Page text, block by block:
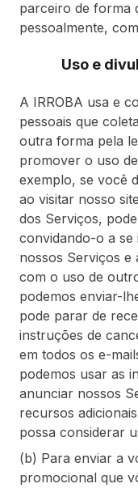
parceiro de forma
pessoalmente,
Uso e
A IRROBA usa e
pessoais que
outra forma pela
promover o uso
exemplo, se você
ao visitar nosso
dos Serviços,
convidando-o a se
nossos Serviços e
com o uso de
podemos enviar-
pode parar de
instruções de
em todos os e-
podemos usar as
anunciar nossos
recursos
possa considerar
(b) Para enviar a
promocional que